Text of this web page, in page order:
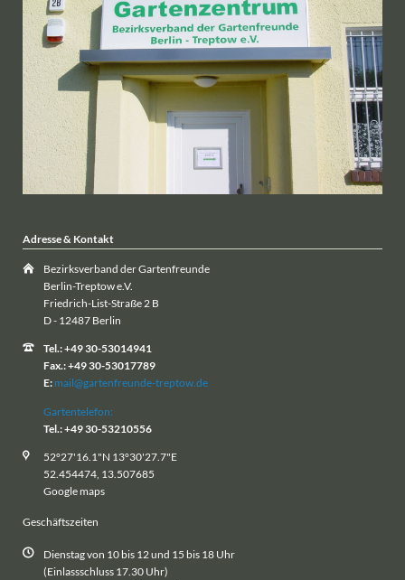
Adresse & Kontakt
Bezirksverband der Gartenfreunde
Berlin-Treptow e.V.
Friedrich-List-Straße 2 B
D - 12487 Berlin
Tel.: +49 30-53014941
Fax.: +49 30-53017789
E: mail@gartenfreunde-treptow.de
Gartentelefon:
Tel.: +49 30-53210556
52°27'16.1"N 13°30'27.7"E
52.454474, 13.507685
Google maps
Geschäftszeiten
Dienstag von 10 bis 12 und 15 bis 18 Uhr
(Einlassschluss 17.30 Uhr)